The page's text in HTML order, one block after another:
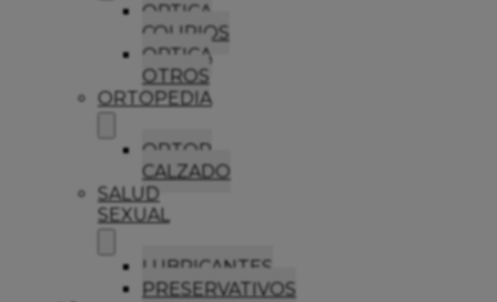
OPTICA
COLIRIOS
OPTICA
OTROS
ORTOPEDIA
ORTOP
CALZADO
SALUD
SEXUAL
LUBRICANTES
PRESERVATIVOS